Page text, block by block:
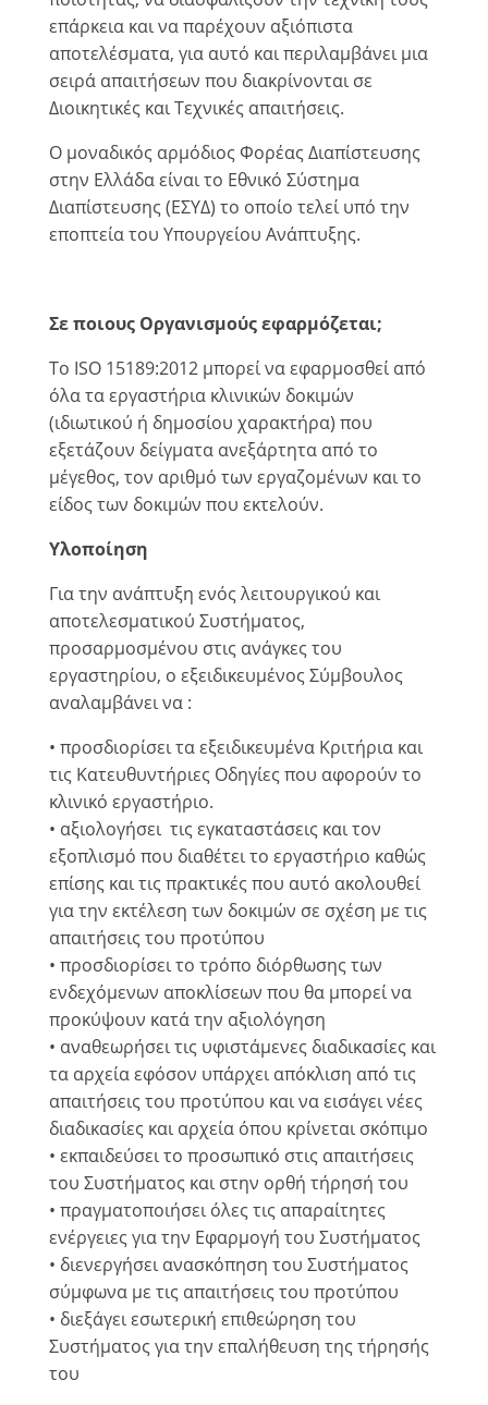
επάρκεια και να παρέχουν αξιόπιστα
αποτελέσματα, για αυτό και περιλαμβάνει μια
σειρά απαιτήσεων που διακρίνονται σε
Διοικητικές και Τεχνικές απαιτήσεις.
Ο μοναδικός αρμόδιος Φορέας Διαπίστευσης
στην Ελλάδα είναι το Εθνικό Σύστημα
Διαπίστευσης (ΕΣΥΔ) το οποίο τελεί υπό την
εποπτεία του Υπουργείου Ανάπτυξης.
Σε ποιους Οργανισμούς εφαρμόζεται;
Το ISO 15189:2012 μπορεί να εφαρμοσθεί από
όλα τα εργαστήρια κλινικών δοκιμών
(ιδιωτικού ή δημοσίου χαρακτήρα) που
εξετάζουν δείγματα ανεξάρτητα από το
μέγεθος, τον αριθμό των εργαζομένων και το
είδος των δοκιμών που εκτελούν.
Υλοποίηση
Για την ανάπτυξη ενός λειτουργικού και
αποτελεσματικού Συστήματος,
προσαρμοσμένου στις ανάγκες του
εργαστηρίου, ο εξειδικευμένος Σύμβουλος
αναλαμβάνει να :
• προσδιορίσει τα εξειδικευμένα Κριτήρια και
τις Κατευθυντήριες Οδηγίες που αφορούν το
κλινικό εργαστήριο.
• αξιολογήσει τις εγκαταστάσεις και τον
εξοπλισμό που διαθέτει το εργαστήριο καθώς
επίσης και τις πρακτικές που αυτό ακολουθεί
για την εκτέλεση των δοκιμών σε σχέση με τις
απαιτήσεις του προτύπου
• προσδιορίσει το τρόπο διόρθωσης των
ενδεχόμενων αποκλίσεων που θα μπορεί να
προκύψουν κατά την αξιολόγηση
• αναθεωρήσει τις υφιστάμενες διαδικασίες και
τα αρχεία εφόσον υπάρχει απόκλιση από τις
απαιτήσεις του προτύπου και να εισάγει νέες
διαδικασίες και αρχεία όπου κρίνεται σκόπιμο
• εκπαιδεύσει το προσωπικό στις απαιτήσεις
του Συστήματος και στην ορθή τήρησή του
• πραγματοποιήσει όλες τις απαραίτητες
ενέργειες για την Εφαρμογή του Συστήματος
• διενεργήσει ανασκόπηση του Συστήματος
σύμφωνα με τις απαιτήσεις του προτύπου
• διεξάγει εσωτερική επιθεώρηση του
Συστήματος για την επαλήθευση της τήρησής
του